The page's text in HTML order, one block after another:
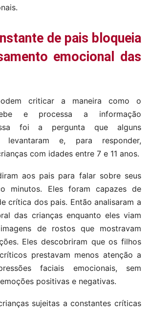
de pais bloqueia
emocional das
criticar a maneira como o
e processa a informação
foi a pergunta que alguns
levantaram e, para responder,
com idades entre 7 e 11 anos.
aos pais para falar sobre seus
minutos. Eles foram capazes de
crítica dos pais. Então analisaram a
das crianças enquanto eles viam
de rostos que mostravam
Eles descobriram que os filhos
prestavam menos atenção a
faciais emocionais, sem
positivas e negativas.
sujeitas a constantes críticas